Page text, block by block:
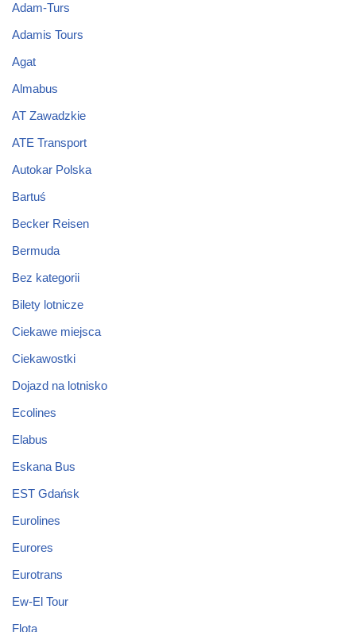
Adam-Turs
Adamis Tours
Agat
Almabus
AT Zawadzkie
ATE Transport
Autokar Polska
Bartuś
Becker Reisen
Bermuda
Bez kategorii
Bilety lotnicze
Ciekawe miejsca
Ciekawostki
Dojazd na lotnisko
Ecolines
Elabus
Eskana Bus
EST Gdańsk
Eurolines
Eurores
Eurotrans
Ew-El Tour
Flota